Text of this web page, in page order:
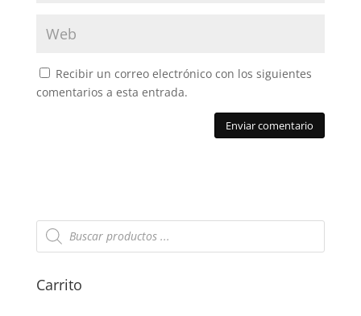
Recibir un correo electrónico con los siguientes
comentarios a esta entrada.
Búsqueda
de
productos
Carrito